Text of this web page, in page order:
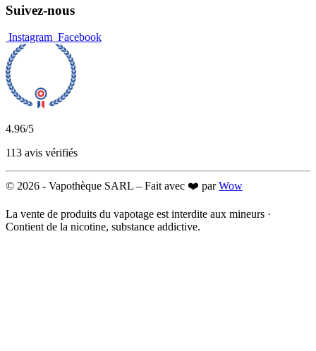
Suivez-nous
Instagram Facebook
4.96/5
113 avis vérifiés
© 2026 - Vapothèque SARL – Fait avec ❤️ parWow
La vente de produits du vapotage est interdite aux mineurs ·
Contient de la nicotine, substance addictive.